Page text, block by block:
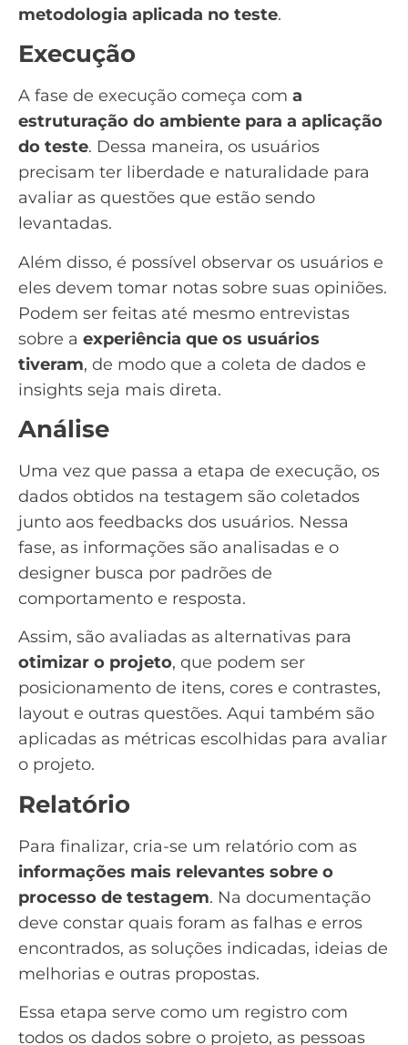
metodologia aplicada no teste.
Execução
A fase de execução começa com a
estruturação do ambiente para a aplicação
do teste. Dessa maneira, os usuários
precisam ter liberdade e naturalidade para
avaliar as questões que estão sendo
levantadas.
Além disso, é possível observar os usuários e
eles devem tomar notas sobre suas opiniões.
Podem ser feitas até mesmo entrevistas
sobre a experiência que os usuários
tiveram, de modo que a coleta de dados e
insights seja mais direta.
Análise
Uma vez que passa a etapa de execução, os
dados obtidos na testagem são coletados
junto aos feedbacks dos usuários. Nessa
fase, as informações são analisadas e o
designer busca por padrões de
comportamento e resposta.
Assim, são avaliadas as alternativas para
otimizar o projeto, que podem ser
posicionamento de itens, cores e contrastes,
layout e outras questões. Aqui também são
aplicadas as métricas escolhidas para avaliar
o projeto.
Relatório
Para finalizar, cria-se um relatório com as
informações mais relevantes sobre o
processo de testagem. Na documentação
deve constar quais foram as falhas e erros
encontrados, as soluções indicadas, ideias de
melhorias e outras propostas.
Essa etapa serve como um registro com
todos os dados sobre o projeto, as pessoas